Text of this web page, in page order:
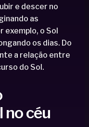
e descer no
as
o Sol
os dias. Do
a relação entre
do Sol.
no céu